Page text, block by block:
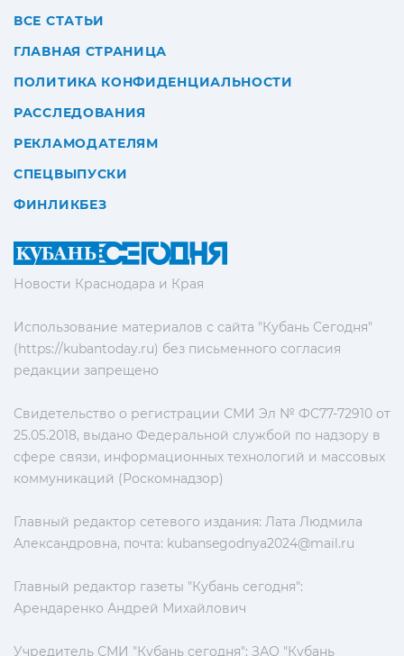
Новости Краснодара и Края
Использование материалов с сайта "Кубань Сегодня"
(https://kubantoday.ru) без письменного согласия
редакции запрещено
Свидетельство о регистрации СМИ Эл № ФС77-72910 от
25.05.2018, выдано Федеральной службой по надзору в
сфере связи, информационных технологий и массовых
коммуникаций (Роскомнадзор)
Главный редактор сетевого издания: Лата Людмила
Александровна, почта: kubansegodnya2024@mail.ru
Главный редактор газеты "Кубань сегодня":
Арендаренко Андрей Михайлович
Учредитель СМИ "Кубань сегодня": ЗАО "Кубань
ВСЕ СТАТЬИ
ГЛАВНАЯ СТРАНИЦА
ПОЛИТИКА КОНФИДЕНЦИАЛЬНОСТИ
РАССЛЕДОВАНИЯ
РЕКЛАМОДАТЕЛЯМ
СПЕЦВЫПУСКИ
ФИНЛИКБЕЗ